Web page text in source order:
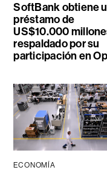
SoftBank obtiene
préstamo de
US$10.000
respaldado por su
participación en
ECONOMÍA